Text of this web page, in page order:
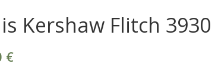
Kershaw Flitch 3930
€